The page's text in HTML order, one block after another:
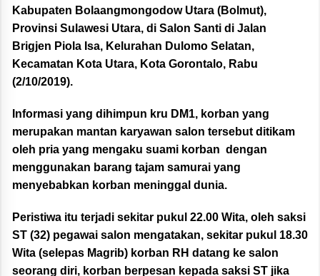
Kabupaten Bolaangmongodow Utara (Bolmut),
Provinsi Sulawesi Utara, di Salon Santi di Jalan
Brigjen Piola Isa, Kelurahan Dulomo Selatan,
Kecamatan Kota Utara, Kota Gorontalo, Rabu
(2/10/2019).
Informasi yang dihimpun kru DM1, korban yang
merupakan mantan karyawan salon tersebut ditikam
oleh pria yang mengaku suami korban dengan
menggunakan barang tajam samurai yang
menyebabkan korban meninggal dunia.
Peristiwa itu terjadi sekitar pukul 22.00 Wita, oleh saksi
ST (32) pegawai salon mengatakan, sekitar pukul 18.30
Wita (selepas Magrib) korban RH datang ke salon
seorang diri, korban berpesan kepada saksi ST jika